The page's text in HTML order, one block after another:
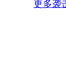
更多袭